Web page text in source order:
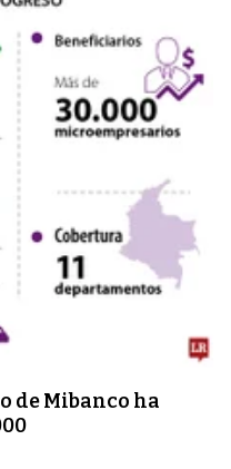
de Mibanco ha